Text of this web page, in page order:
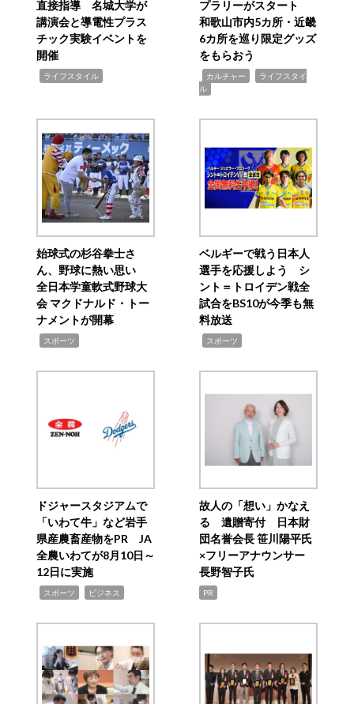
直接指導 名城大学が
講演会と導電性プラス
チック実験イベントを
開催
ライフスタイル
プラリーがスタート
和歌山市内5カ所・近畿
6カ所を巡り限定グッズ
をもらおう
カルチャー
ライフスタイ
ル
始球式の杉谷拳士さ
ん、野球に熱い思い
全日本学童軟式野球大
会 マクドナルド・トー
ナメントが開幕
スポーツ
ベルギーで戦う日本人
選手を応援しよう シ
ント＝トロイデン戦全
試合をBS10が今季も無
料放送
スポーツ
ドジャースタジアムで
「いわて牛」など岩手
県産農畜産物をPR JA
全農いわてが8月10日～
12日に実施
スポーツ ビジネス
故人の「想い」かなえ
る 遺贈寄付 日本財
団名誉会長 笹川陽平氏
×フリーアナウンサー
長野智子氏
PR